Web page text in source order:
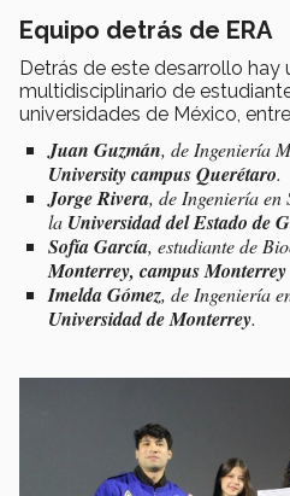
Equipo detrás de ERA
Detrás de este desarrollo hay
multidisciplinario de
universidades de México,
Juan Guzmán, de Ingeniería
University campus Querétaro.
Jorge Rivera, de Ingeniería en
la Universidad del Estado de
Sofía García, estudiante de
Monterrey, campus Monterrey
Imelda Gómez, de Ingeniería
Universidad de Monterrey.